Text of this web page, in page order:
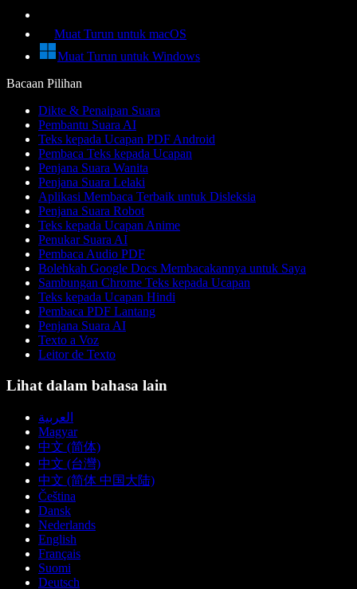
Muat Turun untuk macOS
Muat Turun untuk Windows
Bacaan Pilihan
Dikte & Penaipan Suara
Pembantu Suara AI
Teks kepada Ucapan PDF Android
Pembaca Teks kepada Ucapan
Penjana Suara Wanita
Penjana Suara Lelaki
Aplikasi Membaca Terbaik untuk Disleksia
Penjana Suara Robot
Teks kepada Ucapan Anime
Penukar Suara AI
Pembaca Audio PDF
Bolehkah Google Docs Membacakannya untuk Saya
Sambungan Chrome Teks kepada Ucapan
Teks kepada Ucapan Hindi
Pembaca PDF Lantang
Penjana Suara AI
Texto a Voz
Leitor de Texto
Lihat dalam bahasa lain
العربية
Magyar
中文 (简体)
中文 (台灣)
中文 (简体 中国大陆)
Čeština
Dansk
Nederlands
English
Français
Suomi
Deutsch